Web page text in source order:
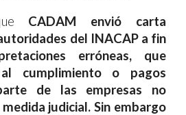
CADAM envió carta
del INACAP a fin
erróneas, que
cumplimiento o pagos
de las empresas no
judicial. Sin embargo